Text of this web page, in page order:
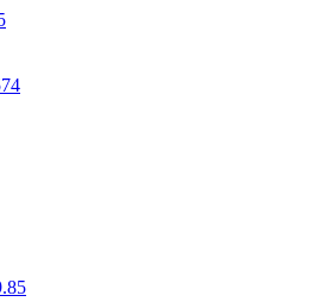
setiap hari